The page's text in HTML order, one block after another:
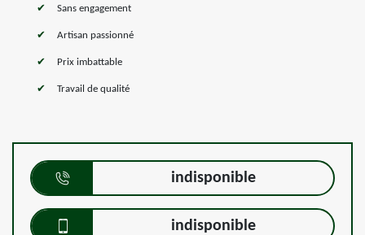
Sans engagement
Artisan passionné
Prix imbattable
Travail de qualité
indisponible
indisponible